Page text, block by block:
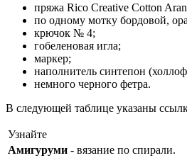
пряжа Rico Creative Cotton
по одному мотку бордовой,
крючок № 4;
гобеленовая игла;
маркер;
наполнитель синтепон
немного черного фетра.
В следующей таблице указаны
Узнайте
Амигуруми - вязание по спирали.